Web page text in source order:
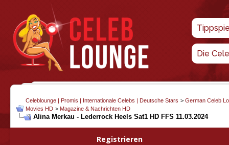
Die
Celeblounge | Promis | Internationale Celebs | Deutsche Stars > German Celeb
Movies HD > Magazine & Nachrichten HD
Alina Merkau - Lederrock Heels Sat1 HD FFS 11.03.2024
Registrieren